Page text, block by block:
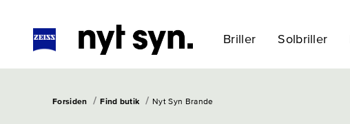
Briller Solbriller
Forsiden Find butik Nyt Syn Brande